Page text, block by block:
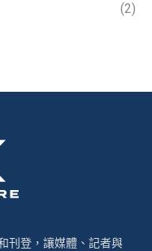
(2)
刊登，讓媒體、記者與